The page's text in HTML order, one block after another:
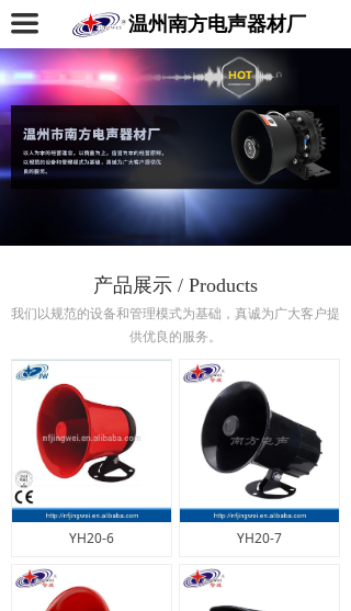
끀 温州南方电声器材厂
产品展示 / Products
我们以规范的设备和管理模式为基础，真诚为广大客户提
供优良的服务。
YH20-6 YH20-7